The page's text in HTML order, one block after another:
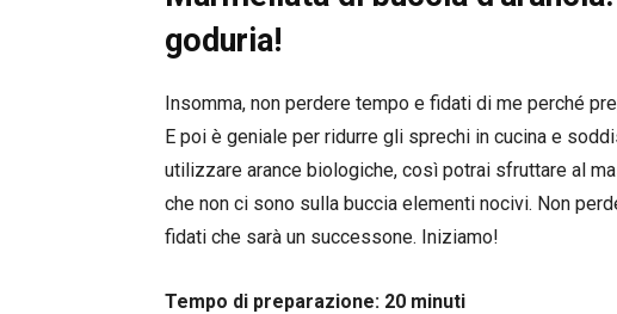
goduria!
Insomma, non perdere tempo e fidati di me perché
E poi è geniale per ridurre gli sprechi in cucina e
utilizzare arance biologiche, così potrai sfruttare al
che non ci sono sulla buccia elementi nocivi. Non
fidati che sarà un successone. Iniziamo!
Tempo di preparazione: 20 minuti